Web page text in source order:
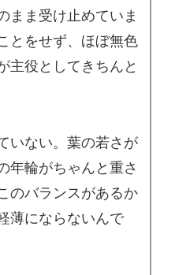
まま受け止めていま
とをせず、ほぼ無色
主役としてきちんと
いない。葉の若さが
年輪がちゃんと重さ
のバランスがあるか
薄にならないんで